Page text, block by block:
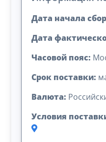
Дата начала
Дата
Часовой пояс:
Срок поставки:
Валюта:
Условия